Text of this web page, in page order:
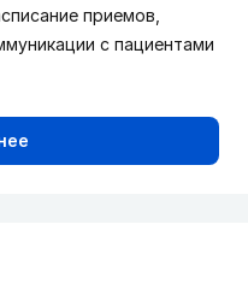
приемов,
с пациентами